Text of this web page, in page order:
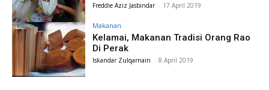
Freddie Aziz Jasbindar - 17 April 2019
Makanan
Kelamai, Makanan Tradisi Orang Rao
Di Perak
Iskandar Zulqarnain - 8 April 2019